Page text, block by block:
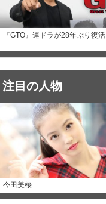
『GTO』連ドラが28年ぶり復活
注目の人物
今田美桜